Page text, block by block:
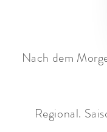
Nach dem
Regional.